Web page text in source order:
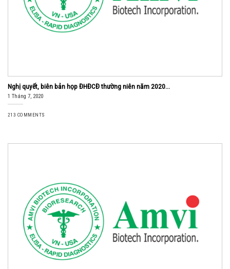
Nghị quyết, biên bản họp ĐHĐCĐ thường niên năm 2020...
1 Tháng 7, 2020
213 COMMENTS